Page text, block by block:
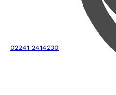
02241 2414230